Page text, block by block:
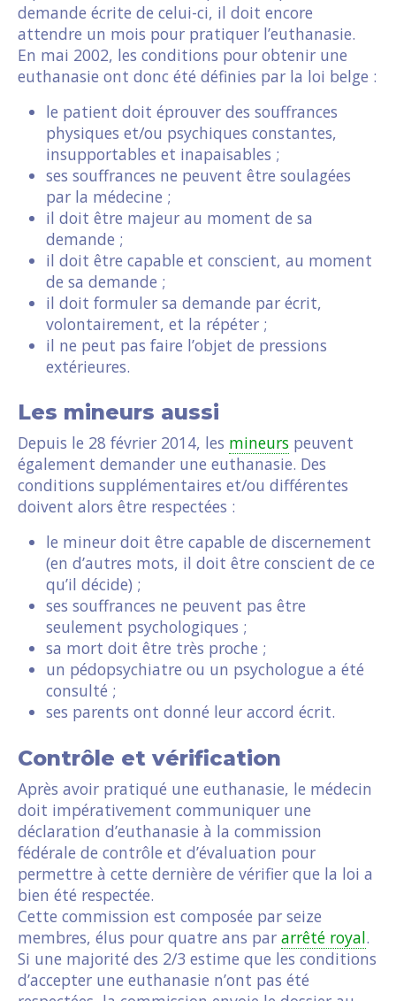
demande écrite de celui-ci, il doit encore
attendre un mois pour pratiquer l’euthanasie.
En mai 2002, les conditions pour obtenir une
euthanasie ont donc été définies par la loi belge :
le patient doit éprouver des souffrances
physiques et/ou psychiques constantes,
insupportables et inapaisables ;
ses souffrances ne peuvent être soulagées
par la médecine ;
il doit être majeur au moment de sa
demande ;
il doit être capable et conscient, au moment
de sa demande ;
il doit formuler sa demande par écrit,
volontairement, et la répéter ;
il ne peut pas faire l’objet de pressions
extérieures.
Les mineurs aussi
Depuis le 28 février 2014, les mineurs peuvent
également demander une euthanasie. Des
conditions supplémentaires et/ou différentes
doivent alors être respectées :
le mineur doit être capable de discernement
(en d’autres mots, il doit être conscient de ce
qu’il décide) ;
ses souffrances ne peuvent pas être
seulement psychologiques ;
sa mort doit être très proche ;
un pédopsychiatre ou un psychologue a été
consulté ;
ses parents ont donné leur accord écrit.
Contrôle et vérification
Après avoir pratiqué une euthanasie, le médecin
doit impérativement communiquer une
déclaration d’euthanasie à la commission
fédérale de contrôle et d’évaluation pour
permettre à cette dernière de vérifier que la loi a
bien été respectée.
Cette commission est composée par seize
membres, élus pour quatre ans par arrêté royal.
Si une majorité des 2/3 estime que les conditions
d’accepter une euthanasie n’ont pas été